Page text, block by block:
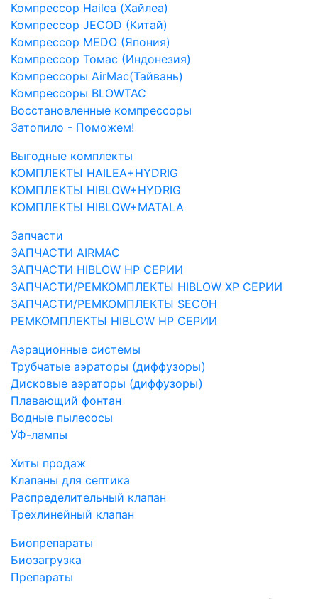
Компрессор Hailea (Хайлеа)
Компрессор JECOD (Китай)
Компрессор MEDO (Япония)
Компрессор Томас (Индонезия)
Компрессоры AirMac(Тайвань)
Компрессоры BLOWTAC
Восстановленные компрессоры
Затопило - Поможем!
Выгодные комплекты
КОМПЛЕКТЫ HAILEA+HYDRIG
КОМПЛЕКТЫ HIBLOW+HYDRIG
КОМПЛЕКТЫ HIBLOW+MATALA
Запчасти
ЗАПЧАСТИ AIRMAC
ЗАПЧАСТИ HIBLOW HP СЕРИИ
ЗАПЧАСТИ/РЕМКОМПЛЕКТЫ HIBLOW XP СЕРИИ
ЗАПЧАСТИ/РЕМКОМПЛЕКТЫ SECOH
РЕМКОМПЛЕКТЫ HIBLOW HP СЕРИИ
Аэрационные системы
Трубчатые аэраторы (диффузоры)
Дисковые аэраторы (диффузоры)
Плавающий фонтан
Водные пылесосы
УФ-лампы
Хиты продаж
Клапаны для септика
Распределительный клапан
Трехлинейный клапан
Биопрепараты
Биозагрузка
Препараты